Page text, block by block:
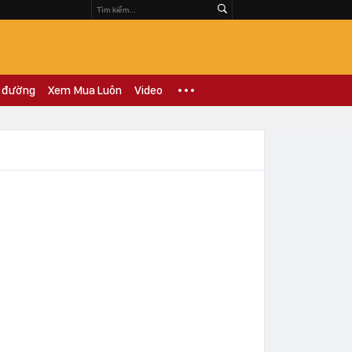
đường Xem Mua Luôn Video